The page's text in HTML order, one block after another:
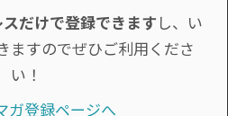
だけで登録できます し、い
ますのでぜひご利用くださ
い！
ガ登録ページへ